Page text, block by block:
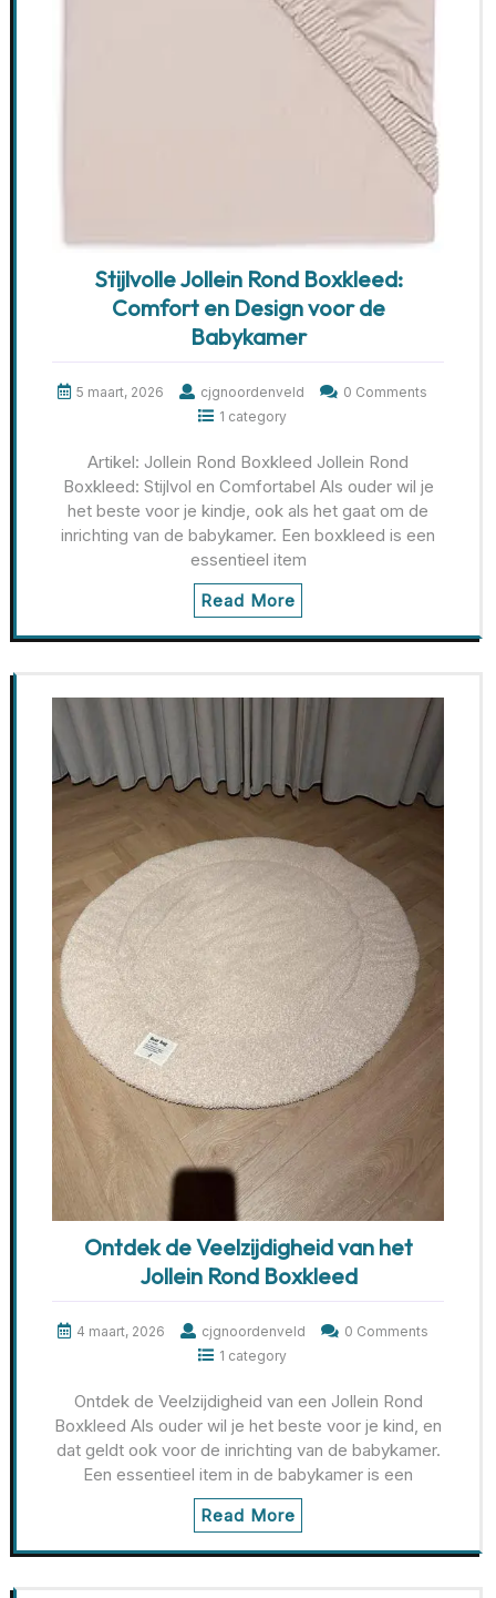
Stijlvolle Jollein Rond Boxkleed:
Comfort en Design voor de
Babykamer
5 maart, 2026 cjgnoordenveld
0 Comments
1 category
Artikel: Jollein Rond Boxkleed Jollein Rond
Boxkleed: Stijlvol en Comfortabel Als ouder wil je
het beste voor je kindje, ook als het gaat om de
inrichting van de babykamer. Een boxkleed is een
essentieel item
Read More
Ontdek de Veelzijdigheid van het
Jollein Rond Boxkleed
4 maart, 2026 cjgnoordenveld
0 Comments
1 category
Ontdek de Veelzijdigheid van een Jollein Rond
Boxkleed Als ouder wil je het beste voor je kind, en
dat geldt ook voor de inrichting van de babykamer.
Een essentieel item in de babykamer is een
Read More